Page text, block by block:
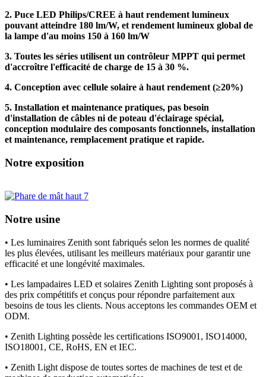
2. Puce LED Philips/CREE à haut rendement lumineux
pouvant atteindre 180 lm/W, et rendement lumineux global de
la lampe d'au moins 150 à 160 lm/W
3. Toutes les séries utilisent un contrôleur MPPT qui permet
d'accroître l'efficacité de charge de 15 à 30 %.
4. Conception avec cellule solaire à haut rendement (≥20%)
5. Installation et maintenance pratiques, pas besoin
d'installation de câbles ni de poteau d'éclairage spécial,
conception modulaire des composants fonctionnels, installation
et maintenance, remplacement pratique et rapide.
Notre exposition
Notre usine
• Les luminaires Zenith sont fabriqués selon les normes de qualité
les plus élevées, utilisant les meilleurs matériaux pour garantir une
efficacité et une longévité maximales.
• Les lampadaires LED et solaires Zenith Lighting sont proposés à
des prix compétitifs et conçus pour répondre parfaitement aux
besoins de tous les clients. Nous acceptons les commandes OEM et
ODM.
• Zenith Lighting possède les certifications ISO9001, ISO14000,
ISO18001, CE, RoHS, EN et IEC.
• Zenith Light dispose de toutes sortes de machines de test et de